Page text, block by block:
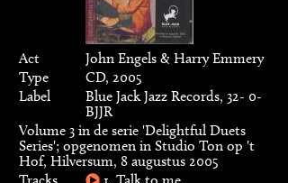
Act
John Engels & Harry Emmery
Type
CD, 2005
Label
Blue Jack Jazz Records, 32- 0-
BJJR
Volume 3 in de serie 'Delightful Duets
Series'; opgenomen in Studio Ton op 't
Hof, Hilversum, 8 augustus 2005